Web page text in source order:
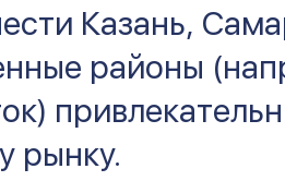
Казань,
районы
рынку.